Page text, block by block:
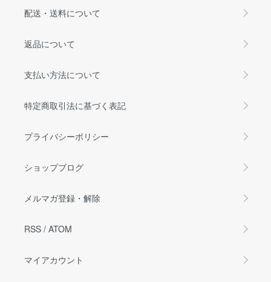
配送・送料について
返品について
支払い方法について
特定商取引法に基づく表記
プライバシーポリシー
ショップブログ
メルマガ登録・解除
RSS / ATOM
マイアカウント